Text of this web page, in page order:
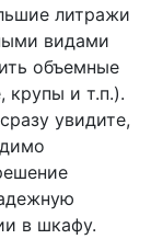
литражи
видами
объемные
крупы и т.п.).
увидите,
в шкафу.